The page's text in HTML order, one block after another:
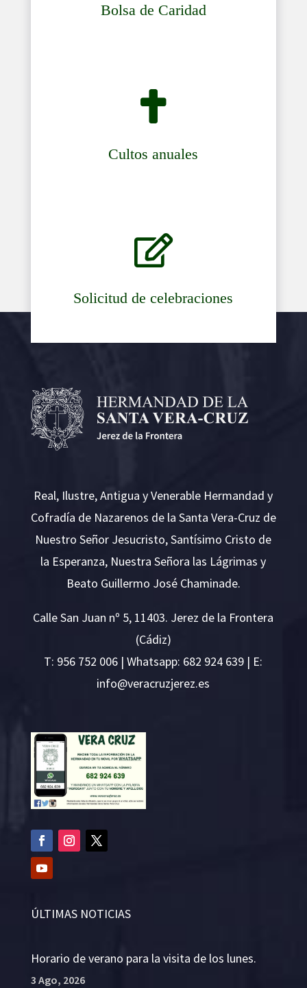
Bolsa de Caridad

Cultos anuales

Solicitud de celebraciones
Real, Ilustre, Antigua y Venerable Hermandad y
Cofradía de Nazarenos de la Santa Vera-Cruz de
Nuestro Señor Jesucristo, Santísimo Cristo de
la Esperanza, Nuestra Señora las Lágrimas y
Beato Guillermo José Chaminade.
Calle San Juan nº 5, 11403. Jerez de la Frontera
(Cádiz)
T: 956 752 006 | Whatsapp: 682 924 639 | E:
se.ze
rejzu
rcare
v@ofn
i
ÚLTIMAS NOTICIAS
Horario de verano para la visita de los lunes.
3 Ago, 2026